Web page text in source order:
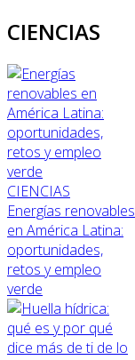
CIENCIAS
CIENCIAS
Energías renovables
en América Latina:
oportunidades,
retos y empleo
verde